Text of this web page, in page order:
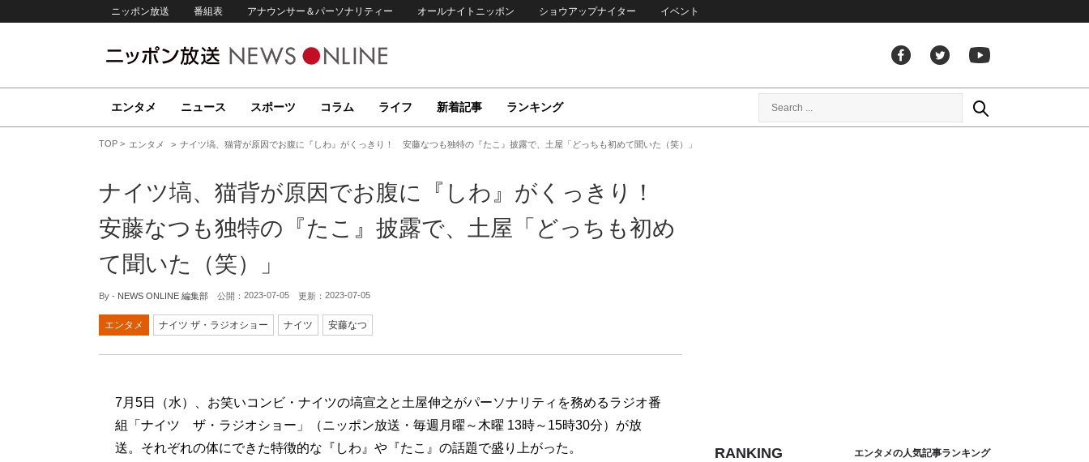
ニッポン放送 番組表 アナウンサー＆パーソナリティー オールナイトニッポン ショウアップナイター イベント
エンタメ ニュース スポーツ コラム ライフ 新着記事 ランキング
TOP エンタメ ナイツ塙、猫背が原因でお腹に『しわ』がくっきり！ 安藤なつも独特の『たこ』披露で、土屋「どっちも初めて聞いた（笑）」
ナイツ塙、猫背が原因でお腹に『しわ』がくっきり！
安藤なつも独特の『たこ』披露で、土屋「どっちも初め
て聞いた（笑）」
By - NEWS ONLINE 編集部 公開： 2023-07-05 更新： 2023-07-05
エンタメ ナイツ ザ・ラジオショー ナイツ 安藤なつ
7月5日（水）、お笑いコンビ・ナイツの塙宣之と土屋伸之がパーソナリティを務めるラジオ番
組「ナイツ ザ・ラジオショー」（ニッポン放送・毎週月曜～木曜 13時～15時30分）が放
送。それぞれの体にできた特徴的な『しわ』や『たこ』の話題で盛り上がった。
RANKING エンタメの人気記事ランキング